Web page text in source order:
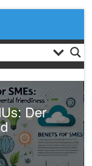
Kostenlos
ultimative